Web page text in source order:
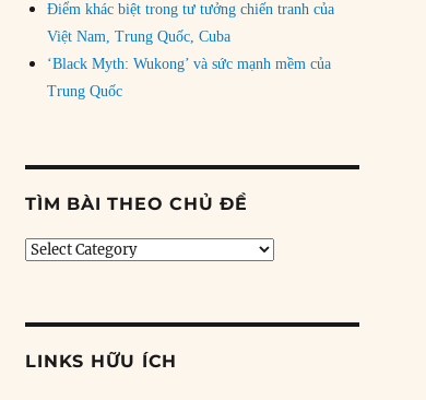
Điểm khác biệt trong tư tưởng chiến tranh của
Việt Nam, Trung Quốc, Cuba
‘Black Myth: Wukong’ và sức mạnh mềm của
Trung Quốc
TÌM BÀI THEO CHỦ ĐỀ
Tìm
LINKS HỮU ÍCH